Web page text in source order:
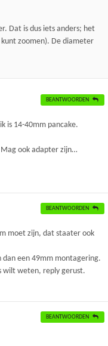
Dat is dus iets anders; het
zoomen). De diameter
is 14-40mm pancake.
ook adapter zijn…
BEANTWOORDEN
moet zijn, dat staater ook
dan een 49mm montagering.
wilt weten, reply gerust.
BEANTWOORDEN
BEANTWOORDEN